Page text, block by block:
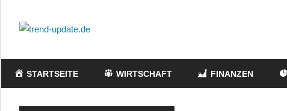
Inhalt
update.de
News
STARTSEITE WIRTSCHAFT FINANZEN